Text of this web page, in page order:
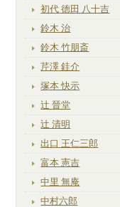
初代 徳田 八十吉
鈴木 治
鈴木 竹朋斎
芹澤 銈介
塚本 快示
辻 晉堂
辻 清明
出口 王仁三郎
富本 憲吉
中里 無庵
中村六郎